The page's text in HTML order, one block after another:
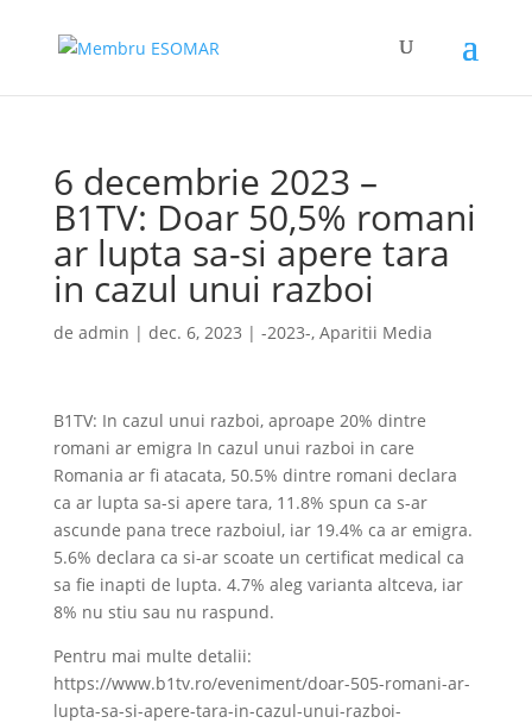
6 decembrie 2023 –
B1TV: Doar 50,5% romani
ar lupta sa-si apere tara
in cazul unui razboi
de admin | dec. 6, 2023 | -2023-, Aparitii Media
B1TV: In cazul unui razboi, aproape 20% dintre
romani ar emigra In cazul unui razboi in care
Romania ar fi atacata, 50.5% dintre romani declara
ca ar lupta sa-si apere tara, 11.8% spun ca s-ar
ascunde pana trece razboiul, iar 19.4% ca ar emigra.
5.6% declara ca si-ar scoate un certificat medical ca
sa fie inapti de lupta. 4.7% aleg varianta altceva, iar
8% nu stiu sau nu raspund.
Pentru mai multe detalii:
https://www.b1tv.ro/eveniment/doar-505-romani-ar-
lupta-sa-si-apere-tara-in-cazul-unui-razboi-